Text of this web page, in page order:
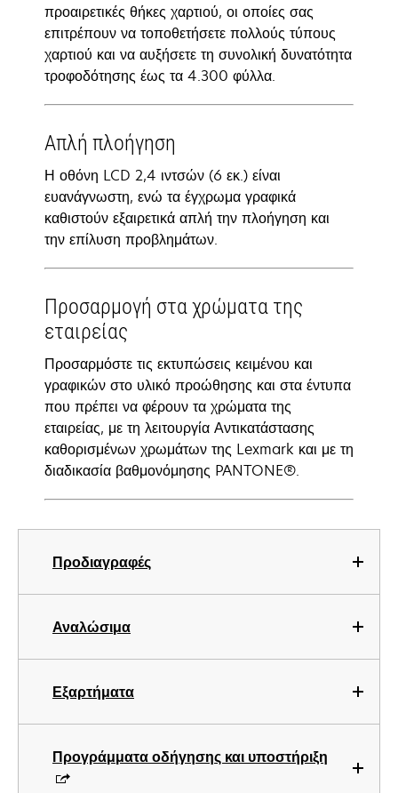
Προδιαγραφές
Αναλώσιμα
Εξαρτήματα
Προγράμματα οδήγησης και υποστήριξη
προαιρετικές θήκες χαρτιού, οι οποίες σας
επιτρέπουν να τοποθετήσετε πολλούς τύπους
χαρτιού και να αυξήσετε τη συνολική δυνατότητα
τροφοδότησης έως τα 4.300 φύλλα.
Απλή πλοήγηση
Η οθόνη LCD 2,4 ιντσών (6 εκ.) είναι
ευανάγνωστη, ενώ τα έγχρωμα γραφικά
καθιστούν εξαιρετικά απλή την πλοήγηση και
την επίλυση προβλημάτων.
Προσαρμογή στα χρώματα της
εταιρείας
Προσαρμόστε τις εκτυπώσεις κειμένου και
γραφικών στο υλικό προώθησης και στα έντυπα
που πρέπει να φέρουν τα χρώματα της
εταιρείας, με τη λειτουργία Αντικατάστασης
καθορισμένων χρωμάτων της Lexmark και με τη
διαδικασία βαθμονόμησης PANTONE®.